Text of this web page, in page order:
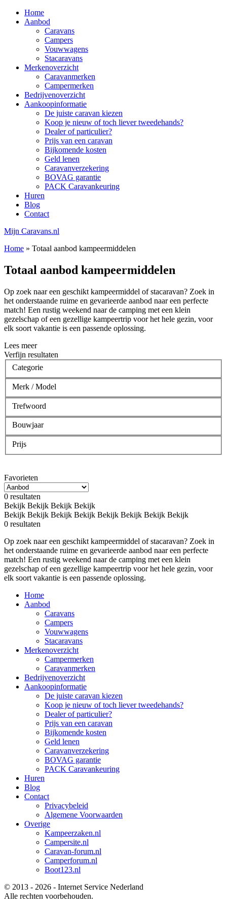
Home
Aanbod
Caravans
Campers
Vouwwagens
Stacaravans
Merkenoverzicht
Caravanmerken
Campermerken
Bedrijvenoverzicht
Aankoopinformatie
De juiste caravan kiezen
Koop je nieuw of toch liever tweedehands?
Dealer of particulier?
Prijs van een caravan
Bijkomende kosten
Geld lenen
Caravanverzekering
BOVAG garantie
PACK Caravankeuring
Huren
Blog
Contact
Mijn Caravans.nl
Home » Totaal aanbod kampeermiddelen
Totaal aanbod kampeermiddelen
Op zoek naar een geschikt kampeermiddel of stacaravan? Zoek in
het onderstaande ruime en gevarieerde aanbod naar een perfecte
match! Een rustig weekend naar de camping met een klein
gezelschap of een gezellige kampeertrip voor het hele gezin, voor
elk soort vakantie is een passende oplossing.
Lees meer
Verfijn resultaten
Categorie
Merk / Model
Trefwoord
Bouwjaar
Prijs
Favorieten
0 resultaten
Bekijk Bekijk Bekijk Bekijk
Bekijk Bekijk Bekijk Bekijk Bekijk Bekijk Bekijk Bekijk
0 resultaten
Op zoek naar een geschikt kampeermiddel of stacaravan? Zoek in
het onderstaande ruime en gevarieerde aanbod naar een perfecte
match! Een rustig weekend naar de camping met een klein
gezelschap of een gezellige kampeertrip voor het hele gezin, voor
elk soort vakantie is een passende oplossing.
Home
Aanbod
Caravans
Campers
Vouwwagens
Stacaravans
Merkenoverzicht
Campermerken
Caravanmerken
Bedrijvenoverzicht
Aankoopinformatie
De juiste caravan kiezen
Koop je nieuw of toch liever tweedehands?
Dealer of particulier?
Prijs van een caravan
Bijkomende kosten
Geld lenen
Caravanverzekering
BOVAG garantie
PACK Caravankeuring
Huren
Blog
Contact
Privacybeleid
Algemene Voorwaarden
Overige
Kampeerzaken.nl
Campersite.nl
Caravan-forum.nl
Camperforum.nl
Boot123.nl
© 2013 - 2026 - Internet Service Nederland
Alle rechten voorbehouden.